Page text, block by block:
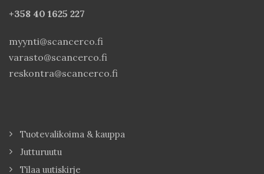
+358 40 1625 227
myynti@scancerco.fi
varasto@scancerco.fi
reskontra@scancerco.fi
Tuotevalikoima & kauppa
Jutturuutu
Tilaa uutiskirje